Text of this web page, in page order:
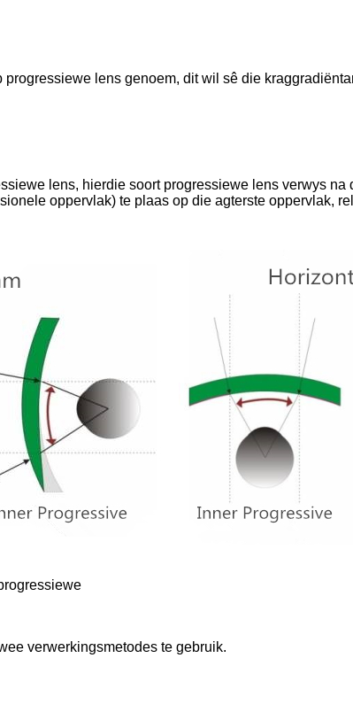
lens genoem, dit wil sê die
lens, hierdie soort progressiewe lens verwys
oppervlak) te plaas op die agterste oppervlak,
verwerkingsmetodes te gebruik.